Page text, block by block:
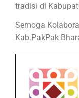
tradisi di
Semoga
Kab.PakPak